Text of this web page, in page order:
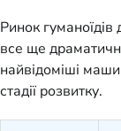
Ринок гуманоїдів
все ще
найвідоміші
стадії розвитку.